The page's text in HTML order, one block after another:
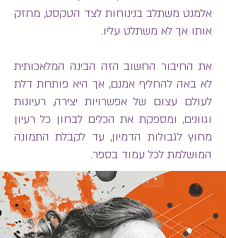
אלמנט משתלב בנינוחות לצד הטקסט, מחזק
אותו אך לא משתלט עליו.
את החיבור החשוב הזה הבינה המלאכותית
לא באה להחליף אמנם, אך היא פותחת דלת
לעולם עצום של אפשרויות יצירה, רעיונות
וגוונים, ומספקת את הכלים לבחון כל רעיון
מחוץ לגבולות הדמיון, עד לקבלת התמונה
המושלמת לכל עמוד בספר.